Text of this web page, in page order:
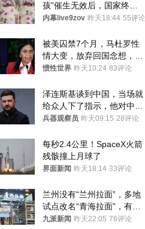
孩”催生无效后，国家终于
向住房出手了！
内幕live9zov 昨天18:44 55评论
被美囚禁7个月，马杜罗性
情大变，放弃回国念想，最
后嘱托已公开
惯性世界 昨天10:24 83评论
泽连斯基谈到中国，当场就
给众人下了指示，他对中国
和中乌关系，显然又有了新
兵器观察员 昨天09:15 28评论
每秒2.4公里！SpaceX火箭
残骸撞上月球了
界面新闻 昨天18:14 33评论
兰州没有“兰州拉面”，多地
试点改名“青海拉面”，有商
家改名已两年
九派新闻 昨天22:05 76评论